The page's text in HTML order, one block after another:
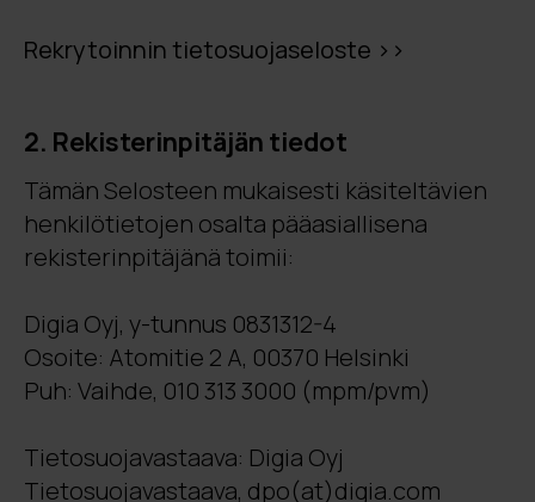
Rekrytoinnin tietosuojaseloste >>
2. Rekisterinpitäjän tiedot
Tämän Selosteen mukaisesti käsiteltävien
henkilötietojen osalta pääasiallisena
rekisterinpitäjänä toimii:
Digia Oyj, y-tunnus 0831312-4
Osoite: Atomitie 2 A, 00370 Helsinki
Puh: Vaihde, 010 313 3000 (mpm/pvm)
Tietosuojavastaava: Digia Oyj
Tietosuojavastaava, dpo(at)digia.com